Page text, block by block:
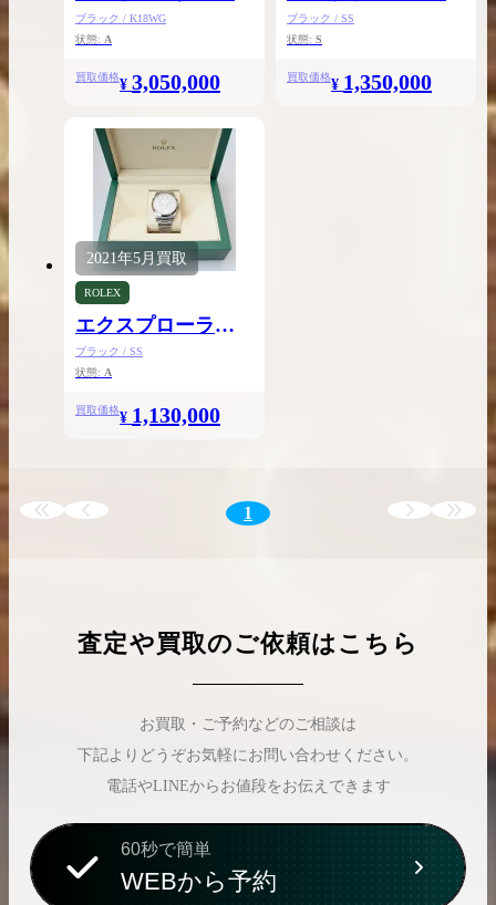
ブラック / K18WG
状態: A
買取価格¥ 3,050,000
ブラック / SS
状態: S
買取価格¥ 1,350,000
2021年5月買取
ROLEX
エクスプローラー
Ⅰ39
ブラック / SS
状態: A
買取価格¥ 1,130,000
1
査定や買取のご依頼はこちら
お買取・ご予約などのご相談は
下記よりどうぞお気軽にお問い合わせください。
電話やLINEからお値段をお伝えできます
60秒で簡単
WEBから予約